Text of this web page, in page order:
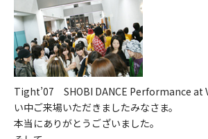
Tight’07 SHOBI DANCE Performance at
い中ご来場いただきましたみなさま。
本当にありがとうございました。